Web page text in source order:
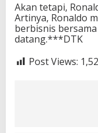
Akan tetapi,
Artinya, Ronaldo
berbisnis
datang.***DTK
Post Views: